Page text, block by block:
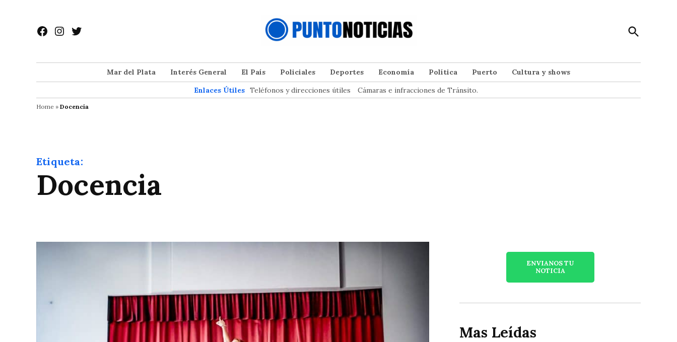
contenido
Facebook
Instagram
Twitter
Open
Search
Mar del Plata Interés General El País Policiales Deportes Economía Política Puerto
Cultura y shows
Enlaces Útiles Teléfonos y direcciones útiles Cámaras e infracciones de Tránsito.
Home » Docencia
Etiqueta:
Docencia
ENVIANOS TU
NOTICIA
Mas Leídas